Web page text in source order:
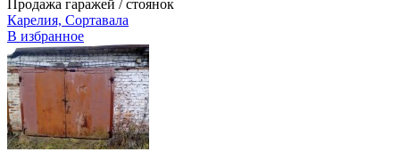
Продажа гаражей / стоянок
Карелия, Сортавала
В избранное